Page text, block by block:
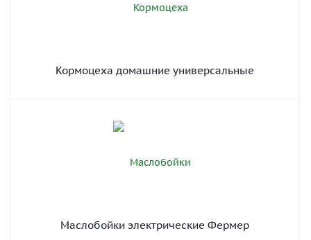
Кормоцеха домашние универсальные
Маслобойки электрические Фермер